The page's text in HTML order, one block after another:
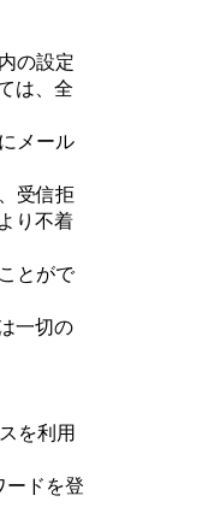
の設定
は、全
メール
受信拒
り不着
とがで
⼀切の
を利⽤
ードを登